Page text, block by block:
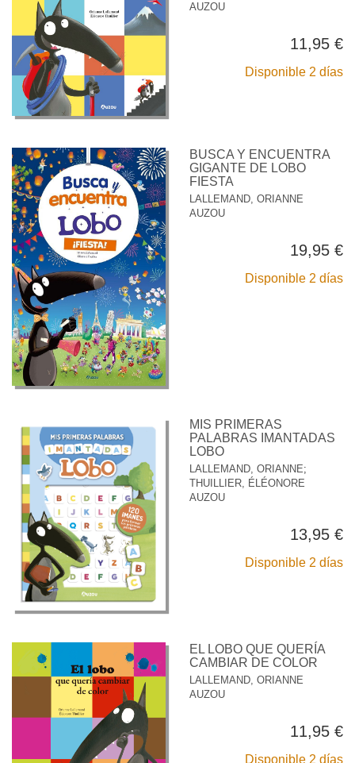
AUZOU
11,95 €
Disponible 2 días
BUSCA Y ENCUENTRA
GIGANTE DE LOBO
FIESTA
LALLEMAND, ORIANNE
AUZOU
19,95 €
Disponible 2 días
MIS PRIMERAS
PALABRAS IMANTADAS
LOBO
LALLEMAND, ORIANNE;
THUILLIER, ÉLÉONORE
AUZOU
13,95 €
Disponible 2 días
EL LOBO QUE QUERÍA
CAMBIAR DE COLOR
LALLEMAND, ORIANNE
AUZOU
11,95 €
Disponible 2 días